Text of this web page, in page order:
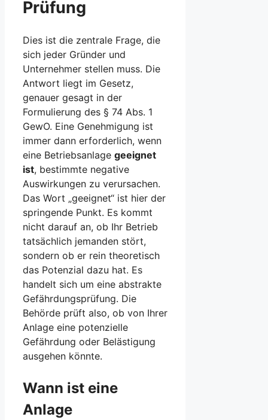
Prüfung
Dies ist die zentrale Frage, die
sich jeder Gründer und
Unternehmer stellen muss. Die
Antwort liegt im Gesetz,
genauer gesagt in der
Formulierung des § 74 Abs. 1
GewO. Eine Genehmigung ist
immer dann erforderlich, wenn
eine Betriebsanlage geeignet
ist, bestimmte negative
Auswirkungen zu verursachen.
Das Wort „geeignet“ ist hier der
springende Punkt. Es kommt
nicht darauf an, ob Ihr Betrieb
tatsächlich jemanden stört,
sondern ob er rein theoretisch
das Potenzial dazu hat. Es
handelt sich um eine abstrakte
Gefährdungsprüfung. Die
Behörde prüft also, ob von Ihrer
Anlage eine potenzielle
Gefährdung oder Belästigung
ausgehen könnte.
Wann ist eine
Anlage